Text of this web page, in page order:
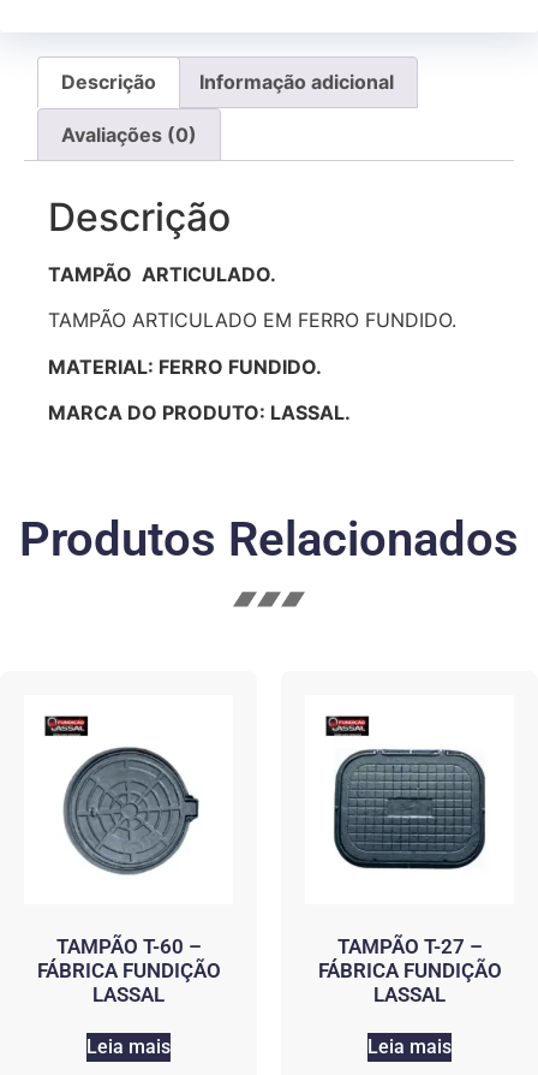
Descrição Informação adicional
Avaliações (0)
Descrição
TAMPÃO ARTICULADO.
TAMPÃO ARTICULADO EM FERRO FUNDIDO.
MATERIAL: FERRO FUNDIDO.
MARCA DO PRODUTO: LASSAL.
Produtos Relacionados
TAMPÃO T-60 –
FÁBRICA FUNDIÇÃO
LASSAL
Leia mais
TAMPÃO T-27 –
FÁBRICA FUNDIÇÃO
LASSAL
Leia mais